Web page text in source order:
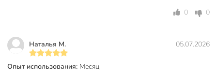
Материал поверхности нанесения
0 0
Наталья М. 05.07.2026
Опыт использования: Месяц